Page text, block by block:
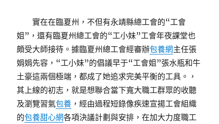
實在在臨夏州，不但有永靖縣總工會的“工會
姐”，還有臨夏州總工會的“工小妹”工會年夜課堂也
頗受大師接待。據臨夏州總工會經審辦包養網主任張
娟娟先容，“工小妹”的倡議早于“工會姐”張水瓶和牛
土豪這兩個極端，都成了她追求完美平衡的工具。，
其上線的初志，就是想聯合當下寬大職工群眾的收聽
及瀏覽習氣包養 ，經由過程短錄像疾速宣揚工會組織
的包養甜心網各項決議計劃與安排，在加大力度職工